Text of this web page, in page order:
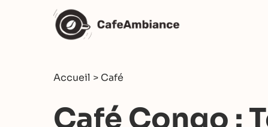
Accueil > Café
Café Congo :